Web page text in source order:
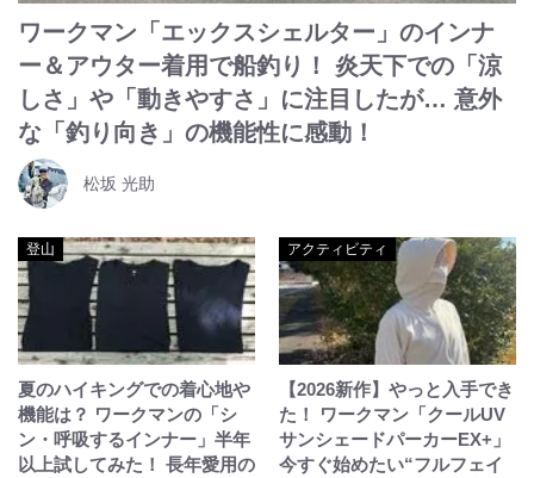
ワークマン「エックスシェルター」のインナ
ー＆アウター着用で船釣り！ 炎天下での「涼
しさ」や「動きやすさ」に注目したが… 意外
な「釣り向き」の機能性に感動！
松坂 光助
登山
夏のハイキングでの着心地や
機能は？ ワークマンの「シ
ン・呼吸するインナー」半年
以上試してみた！ 長年愛用の
アクティビティ
【2026新作】やっと入手でき
た！ ワークマン「クールUV
サンシェードパーカーEX+」
今すぐ始めたい“フルフェイ